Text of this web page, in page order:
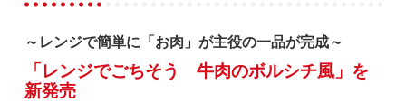
～レンジで簡単に「お肉」が主役の一品が完成～
「レンジでごちそう 牛肉のボルシチ風」を
新発売